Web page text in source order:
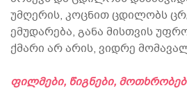
უმღერის, კოცნით ცდილობს
ემუდარება, განა მისთვის
ქმარი არ არის, ვიდრე
ფილმები, წიგნები,